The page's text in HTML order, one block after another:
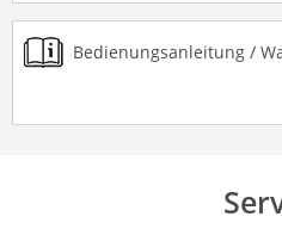
Bedienungsanleitung /